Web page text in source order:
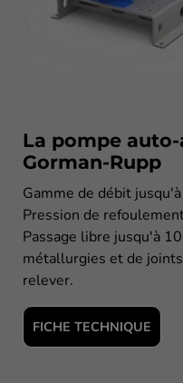
La pompe
Gorman-Rupp
Gamme de débit
Pression de
Passage libre jusqu'à
métallurgies et de
relever.
FICHE TECHNIQUE